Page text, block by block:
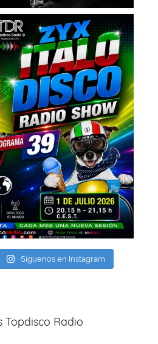
Síguenos en Instagram
Topdisco Radio